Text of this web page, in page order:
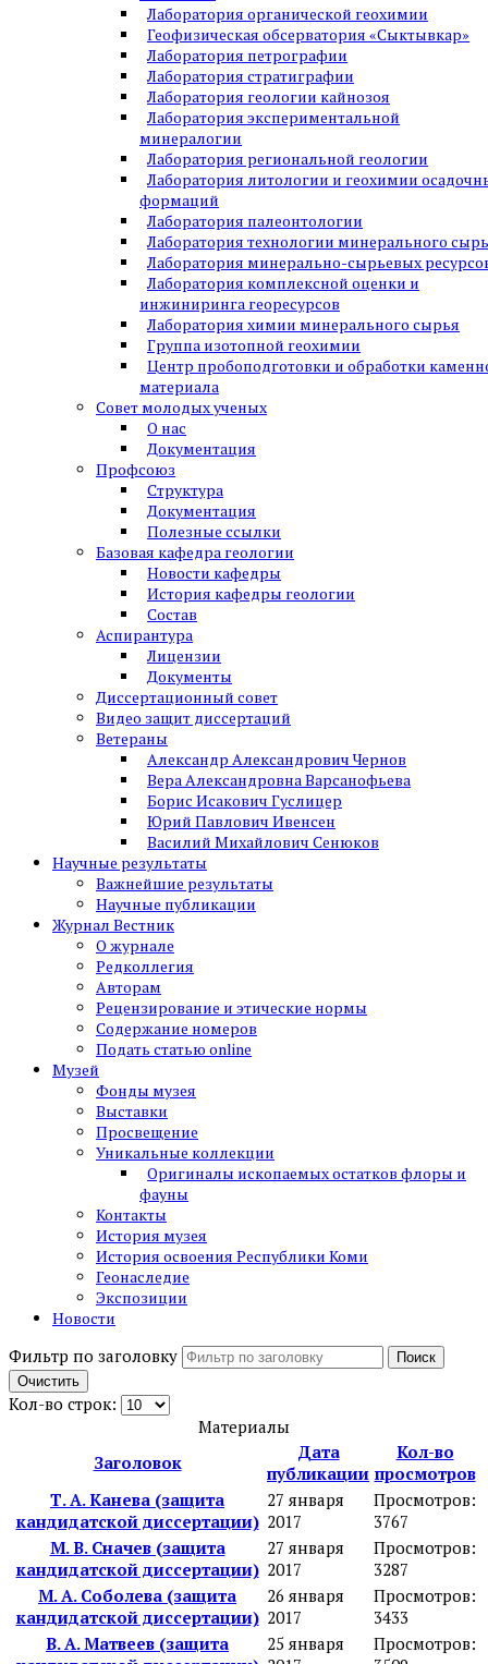
Лаборатория органической геохимии
Геофизическая обсерватория «Сыктывкар»
Лаборатория петрографии
Лаборатория стратиграфии
Лаборатория геологии кайнозоя
Лаборатория экспериментальной
минералогии
Лаборатория региональной геологии
Лаборатория литологии и геохимии
формаций
Лаборатория палеонтологии
Лаборатория технологии минерального
Лаборатория минерально-сырьевых
Лаборатория комплексной оценки и
инжиниринга георесурсов
Лаборатория химии минерального сырья
Группа изотопной геохимии
Центр пробоподготовки и обработки
материала
Совет молодых ученых
О нас
Документация
Профсоюз
Структура
Документация
Полезные ссылки
Базовая кафедра геологии
Новости кафедры
История кафедры геологии
Состав
Аспирантура
Лицензии
Документы
Диссертационный совет
Видео защит диссертаций
Ветераны
Александр Александрович Чернов
Вера Александровна Варсанофьева
Борис Исакович Гуслицер
Юрий Павлович Ивенсен
Василий Михайлович Сенюков
Научные результаты
Важнейшие результаты
Научные публикации
Журнал Вестник
О журнале
Редколлегия
Авторам
Рецензирование и этические нормы
Содержание номеров
Подать статью online
Музей
Фонды музея
Выставки
Просвещение
Уникальные коллекции
Оригиналы ископаемых остатков флоры и
фауны
Контакты
История музея
История освоения Республики Коми
Геонаследие
Экспозиции
Новости
Фильтр по заголовку
Поиск
Очистить
Кол-во строк:
Материалы
Заголовок
Дата
публикации
Кол-во
просмотров
Т. А. Канева (защита
кандидатской диссертации)
27 января
2017
Просмотров:
3767
М. В. Сначев (защита
кандидатской диссертации)
27 января
2017
Просмотров:
3287
М. А. Соболева (защита
кандидатской диссертации)
26 января
2017
Просмотров:
3433
В. А. Матвеев (защита
25 января
Просмотров: